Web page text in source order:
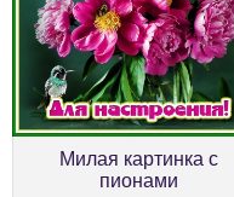
Милая картинка с
пионами